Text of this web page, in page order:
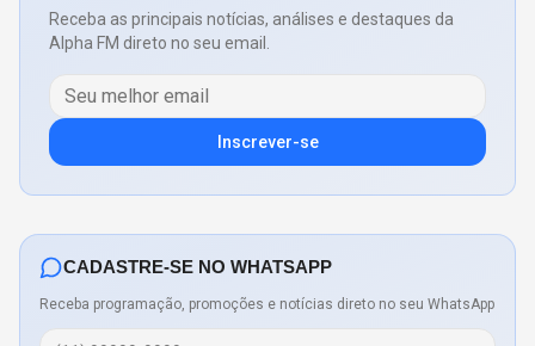
Receba as principais notícias, análises e destaques da
Alpha FM direto no seu email.
Inscrever-se
CADASTRE-SE NO WHATSAPP
Receba programação, promoções e notícias direto no seu WhatsApp